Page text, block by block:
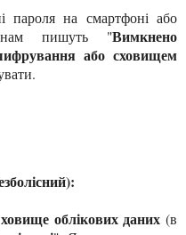
пароля на смартфоні або
нам пишуть "Вимкнено
або сховищем
облікових даних (в